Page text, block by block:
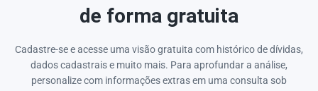
de forma gratuita
Cadastre-se e acesse uma visão gratuita com histórico de dívidas,
dados cadastrais e muito mais. Para aprofundar a análise,
personalize com informações extras em uma consulta sob